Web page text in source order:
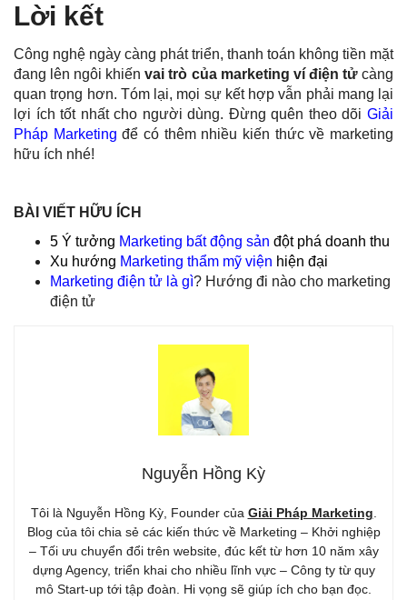
Lời kết
Công nghệ ngày càng phát triển, thanh toán không tiền mặt
đang lên ngôi khiếnvai trò của marketing ví điện tửcàng
quan trọng hơn. Tóm lại, mọi sự kết hợp vẫn phải mang lại
lợi ích tốt nhất cho người dùng. Đừng quên theo dõi Giải
Pháp Marketing để có thêm nhiều kiến thức về marketing
hữu ích nhé!
BÀI VIẾT HỮU ÍCH
5 Ý tưởng Marketing bất động sản đột phá doanh thu
Xu hướng Marketing thẩm mỹ viện hiện đại
Marketing điện tử là gì? Hướng đi nào cho marketing
điện tử
Nguyễn Hồng Kỳ
Tôi là Nguyễn Hồng Kỳ, Founder của Giải Pháp Marketing.
Blog của tôi chia sẻ các kiến thức về Marketing – Khởi nghiệp
– Tối ưu chuyển đổi trên website, đúc kết từ hơn 10 năm xây
dựng Agency, triển khai cho nhiều lĩnh vực – Công ty từ quy
mô Start-up tới tập đoàn. Hi vọng sẽ giúp ích cho bạn đọc.